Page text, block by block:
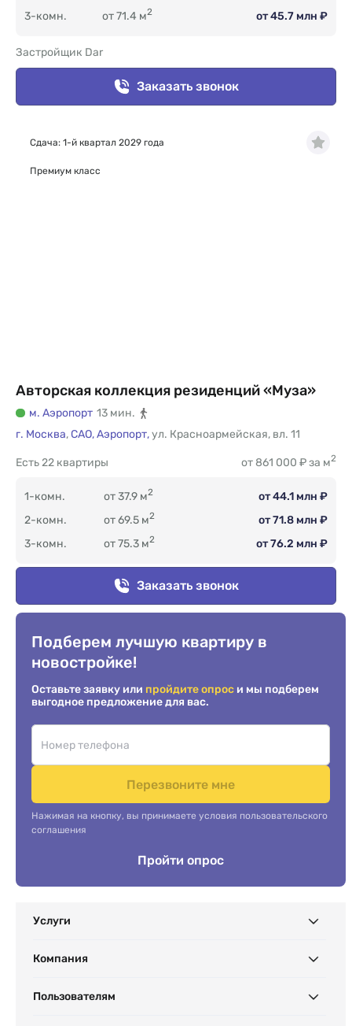
3-комн.
от 71.4 м2 от 45.7 млн ₽
Застройщик Dar
Заказать звонок
Авторская коллекция резиденций «Муза»
м. Аэропорт 13 мин.
г. Москва,САО,Аэропорт,ул. Красноармейская, вл. 11
22 квартиры
Есть от 861 000 ₽ за м2
1-комн. от 37.9 м2
от 44.1 млн ₽
2-комн.
от 69.5 м2
от 71.8 млн ₽
3-комн.
от 75.3 м2 от 76.2 млн ₽
Заказать звонок
Сдача: 1-й квартал 2029 года
Премиум класс
Подберем лучшую квартиру в
новостройке!
Оставьте заявку или пройдите опрос и мы подберем
выгодное предложение для вас.
Перезвоните мне
Нажимая на кнопку, вы принимаете условия пользовательского
соглашения
Пройти опрос
Услуги
Компания
Пользователям